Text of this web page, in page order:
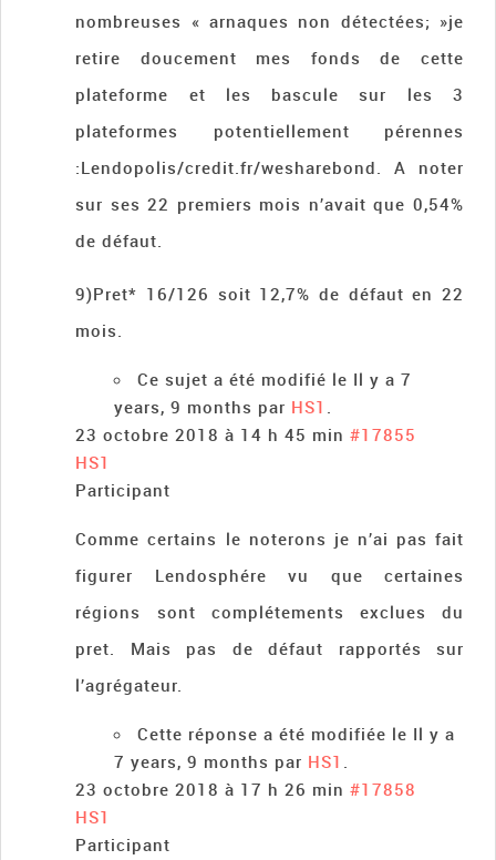
nombreuses « arnaques non détectées; »je
retire doucement mes fonds de cette
plateforme et les bascule sur les 3
plateformes potentiellement pérennes
:Lendopolis/credit.fr/wesharebond. A noter
sur ses 22 premiers mois n’avait que 0,54%
de défaut.
9)Pret* 16/126 soit 12,7% de défaut en 22
mois.
Ce sujet a été modifié le Il y a 7
years, 9 months par HS1 .
23 octobre 2018 à 14 h 45 min #17855
HS1
Participant
Comme certains le noterons je n’ai pas fait
figurer Lendosphére vu que certaines
régions sont complétements exclues du
pret. Mais pas de défaut rapportés sur
l’agrégateur.
Cette réponse a été modifiée le Il y a
7 years, 9 months par HS1 .
23 octobre 2018 à 17 h 26 min #17858
HS1
Participant